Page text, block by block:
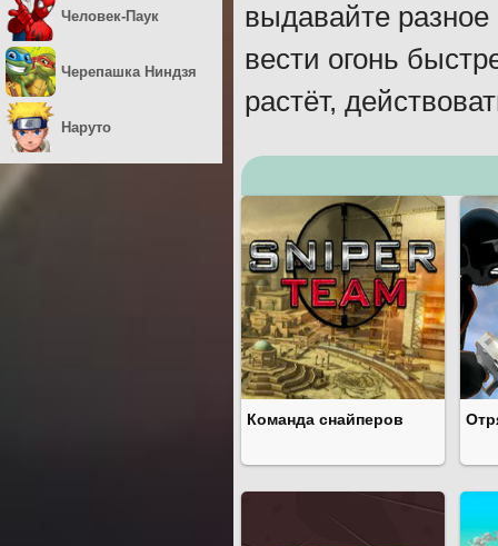
выдавайте
вести огонь
растёт,
Команда снайперов
Человек-Паук
Черепашка Ниндзя
Наруто